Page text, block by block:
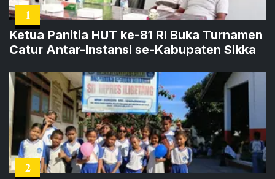
1
Ketua Panitia HUT ke-81 RI Buka Turnamen
Catur Antar-Instansi se-Kabupaten Sikka
2